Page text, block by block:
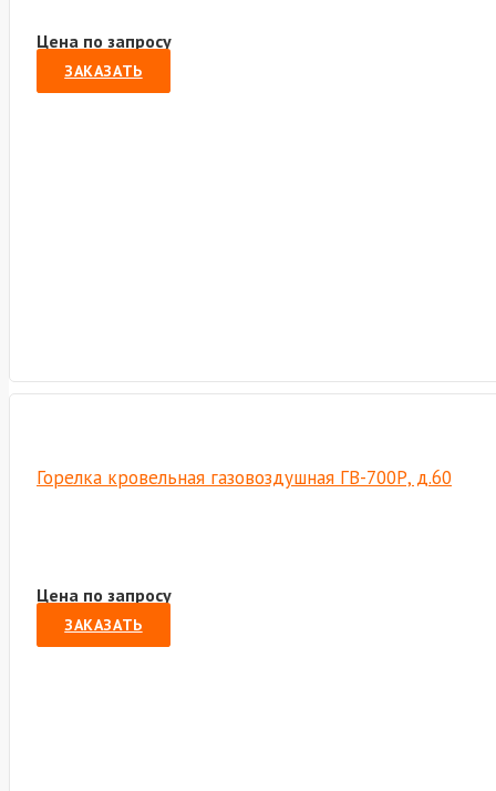
Цена по запросу
ЗАКАЗАТЬ
Горелка кровельная газовоздушная ГВ-700Р, д.60
Цена по запросу
ЗАКАЗАТЬ